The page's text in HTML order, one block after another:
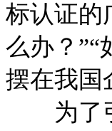
标认证的
么办？”“
摆在我国
为了引